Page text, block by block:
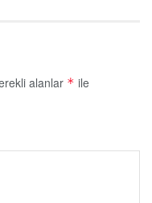
alanlar * ile